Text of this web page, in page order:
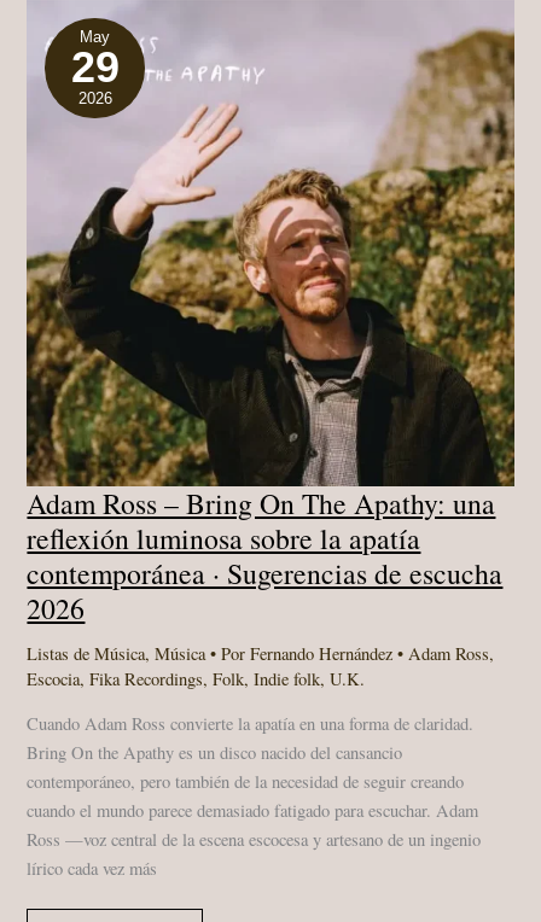
MIND!:
UN
ÁLBUM
LUMINOSO
ENTRE
GUITARRAS,
ARMONÍAS
ORFEBRERÍA
SUGERENCIAS
ESCUCHA
2026
May
29
2026
Adam Ross – Bring On The Apathy: una
reflexión luminosa sobre la apatía
contemporánea · Sugerencias de escucha
2026
Listas de Música,Música• PorFernando Hernández•Adam Ross,
Escocia,Fika Recordings,Folk,Indie folk,U.K.
Cuando Adam Ross convierte la apatía en una forma de claridad.
Bring On the Apathy es un disco nacido del cansancio
contemporáneo, pero también de la necesidad de seguir creando
cuando el mundo parece demasiado fatigado para escuchar. Adam
Ross —voz central de la escena escocesa y artesano de un ingenio
lírico cada vez más